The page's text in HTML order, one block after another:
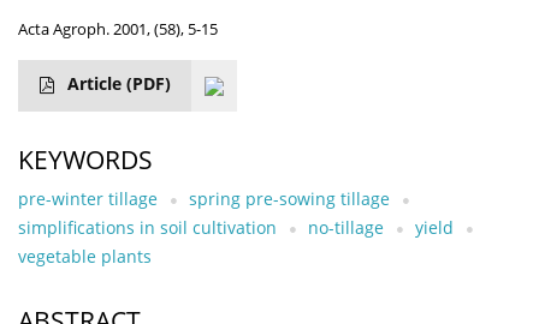
Acta Agroph. 2001, (58), 5-15
Article (PDF)
KEYWORDS
pre-winter tillage
spring pre-sowing tillage
simplifications in soil cultivation
no-tillage
yield
vegetable plants